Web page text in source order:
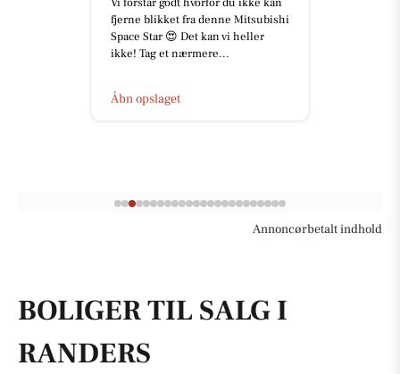
fjerne blikket fra denne Mitsubishi
Space Star 😍 Det kan vi heller
ikke! Tag et nærmere...
Åbn opslaget
Annoncørbetalt indhold
BOLIGER TIL SALG I
RANDERS